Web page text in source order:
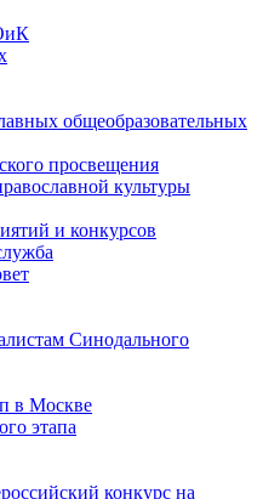
общеобразовательных
просвещения
культуры
и конкурсов
Синодального
в Москве
этапа
конкурс на